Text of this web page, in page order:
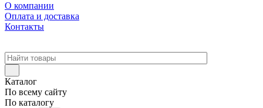
О компании
Оплата и доставка
Контакты
Каталог
По всему сайту
По каталогу